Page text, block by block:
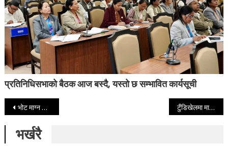
प्रतिनिधिसभाको बैठक आज बस्दै, यस्तो छ सम्भावित कार्यसूची
Post navigation
भोट माग्न मात्र नेपालमण्डलको पहिचान देखाउन प्रदेश संसद उभिएः श्रेष्ठ टुँडिखेलमा माघी महोत्सव
भर्खरै